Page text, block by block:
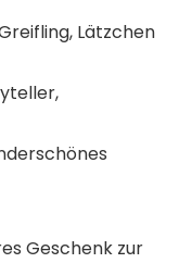
Lätzchen
Geschenk zur